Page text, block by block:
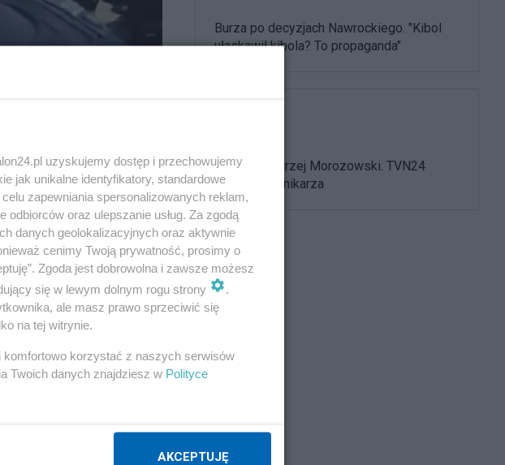
Reakcja
Burza po decyzjach Nawrockiego. "Kibol
ułaskawił kibola? To propaganda"
Nie żyje Andrzej Morozowski. TVN24
żegna dziennikarza
uzyskujemy dostęp i przechowujemy
jak unikalne identyfikatory, standardowe
zapewniania spersonalizowanych reklam,
oraz ulepszanie usług. Za zgodą
danych geolokalizacyjnych oraz aktywnie
cenimy Twoją prywatność, prosimy o
Zgoda jest dobrowolna i zawsze możesz
się w lewym dolnym rogu strony
.
ale masz prawo sprzeciwić się
na tej witrynie.
komfortowo korzystać z naszych serwisów
Twoich danych znajdziesz w Polityce
AKCEPTUJĘ